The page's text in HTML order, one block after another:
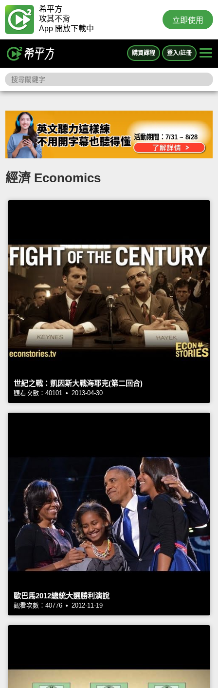
希平方
攻其不背
App 開放下載中
立即使用
購買課程 登入/註冊
活動期間：7/31 ~ 8/28
經濟 Economics
世紀之戰：凱因斯大戰海耶克(第二回合)
觀看次數：40101 • 2013-04-30
歐巴馬2012總統大選勝利演說
觀看次數：40776 • 2012-11-19